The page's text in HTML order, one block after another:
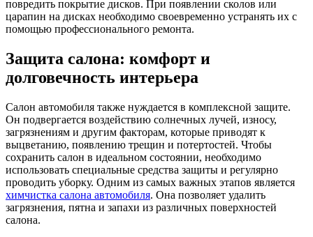
повредить покрытие дисков. При появлении сколов или
царапин на дисках необходимо своевременно устранять их с
помощью профессионального ремонта.
Защита салона: комфорт и
долговечность интерьера
Салон автомобиля также нуждается в комплексной защите.
Он подвергается воздействию солнечных лучей, износу,
загрязнениям и другим факторам, которые приводят к
выцветанию, появлению трещин и потертостей. Чтобы
сохранить салон в идеальном состоянии, необходимо
использовать специальные средства защиты и регулярно
проводить уборку. Одним из самых важных этапов является
химчистка салона автомобиля. Она позволяет удалить
загрязнения, пятна и запахи из различных поверхностей
салона.